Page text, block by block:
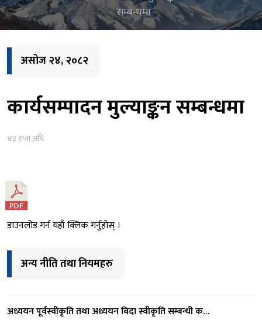
सम्बन्धमा
असोज २४, २०८२
कार्यसम्पादन मुल्याङ्कन सम्बन्धमा
४३ हप्ता अघि
डाउनलोड गर्न यहाँ क्लिक गर्नुहोस् ।
अन्य नीति तथा नियमहरु
अध्ययन पूर्वस्वीकृति तथा अध्ययन बिदा स्वीकृति सम्बन्धी क…